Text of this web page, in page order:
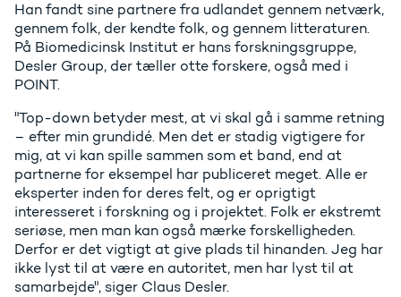
Han fandt sine partnere fra udlandet gennem netværk,
gennem folk, der kendte folk, og gennem litteraturen.
På Biomedicinsk Institut er hans forskningsgruppe,
Desler Group, der tæller otte forskere, også med i
POINT.
"Top-down betyder mest, at vi skal gå i samme retning
– efter min grundidé. Men det er stadig vigtigere for
mig, at vi kan spille sammen som et band, end at
partnerne for eksempel har publiceret meget. Alle er
eksperter inden for deres felt, og er oprigtigt
interesseret i forskning og i projektet. Folk er ekstremt
seriøse, men man kan også mærke forskelligheden.
Derfor er det vigtigt at give plads til hinanden. Jeg har
ikke lyst til at være en autoritet, men har lyst til at
samarbejde", siger Claus Desler.